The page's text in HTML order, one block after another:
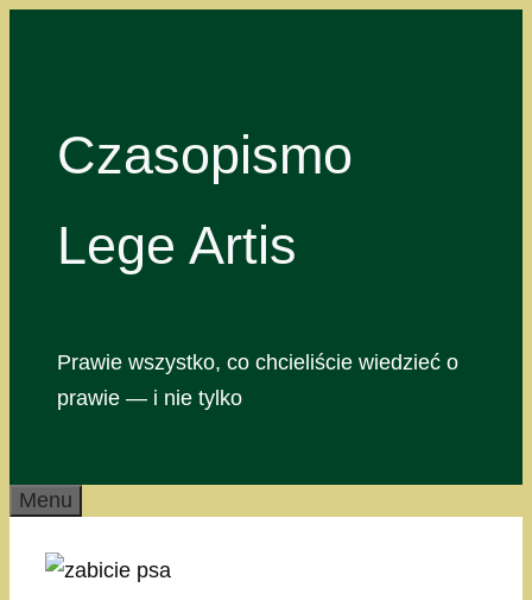
Czasopismo
Lege Artis
Prawie wszystko, co chcieliście wiedzieć o
prawie — i nie tylko
Menu